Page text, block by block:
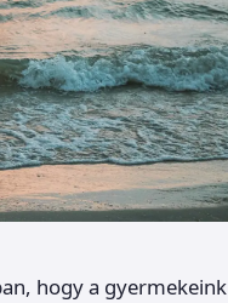
hogy a gyermekeink